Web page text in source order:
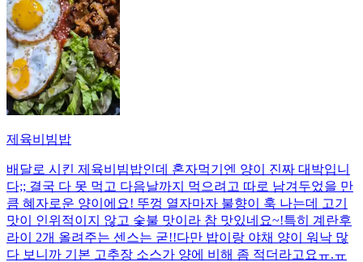
제육비빔밥
배달로 시킨 제육비빔밥인데 혼자먹기엔 양이 진짜 대박입니
다;; 결국 다 못 먹고 다음날까지 먹으려고 따로 남겨두었을 만
큼 혜자로운 양이에요! 뚜껑 열자마자 불향이 훅 나는데 고기
맛이 인위적이지 않고 숯불 맛이라 참 맛있네요~!특히 계란후
라이 2개 올려주는 센스는 굳!! ​다만 밥이랑 야채 양이 워낙 많
다 보니까 기본 고추장 소스가 양에 비해 좀 적더라고요ㅠ.ㅠ